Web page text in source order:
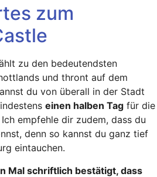
zum
zu den bedeutendsten
und thront auf dem
du von überall in der Stadt
einen halben Tag für die
empfehle dir zudem, dass du
denn so kannst du ganz tief
eintauchen.
Mal schriftlich bestätigt, dass